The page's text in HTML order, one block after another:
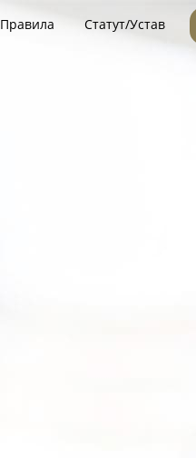
Правила Статут/Устав